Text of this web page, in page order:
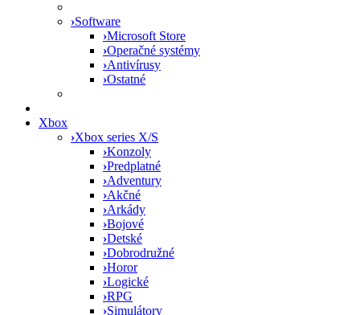
›Software
›Microsoft Store
›Operačné systémy
›Antivírusy
›Ostatné
Xbox
›Xbox series X/S
›Konzoly
›Predplatné
›Adventury
›Akčné
›Arkády
›Bojové
›Detské
›Dobrodružné
›Horor
›Logické
›RPG
›Simulátory